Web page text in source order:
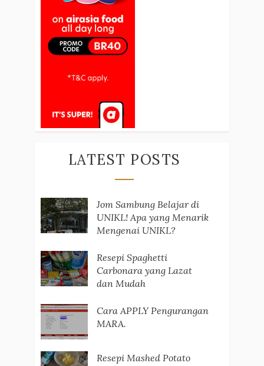
LATEST POSTS
Jom Sambung Belajar di
UNIKL! Apa yang Menarik
Mengenai UNIKL?
Resepi Spaghetti
Carbonara yang Lazat
dan Mudah
Cara APPLY Pengurangan
MARA.
Resepi Mashed Potato